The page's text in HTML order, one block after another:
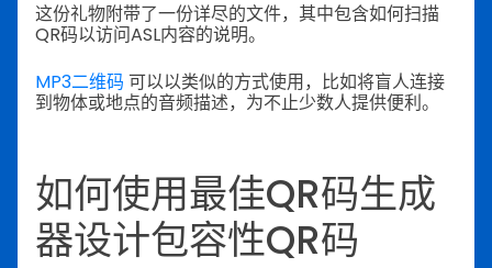
这份礼物附带了一份详尽的文件，其中包含如何扫描
QR码以访问ASL内容的说明。
MP3二维码 可以以类似的方式使用，比如将盲人连接
到物体或地点的音频描述，为不止少数人提供便利。
如何使用最佳QR码生成
器设计包容性QR码